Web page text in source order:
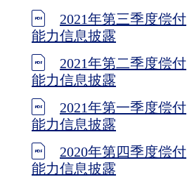
2021年第三季度偿付
能力信息披露
2021年第二季度偿付
能力信息披露
2021年第一季度偿付
能力信息披露
2020年第四季度偿付
能力信息披露